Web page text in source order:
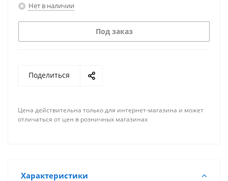
Нет в наличии
Под заказ
Поделиться
Цена действительна только для интернет-магазина и может
отличаться от цен в розничных магазинах
Характеристики